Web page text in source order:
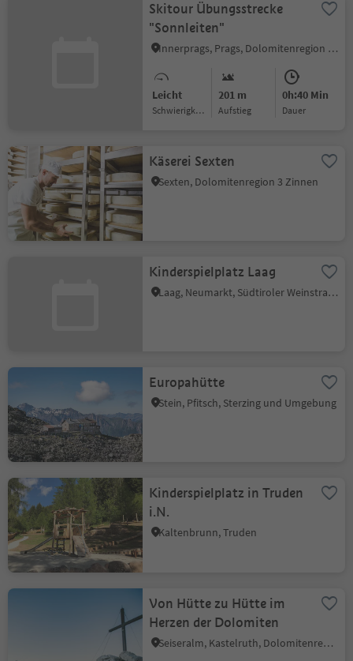
Skitour Übungsstrecke
"Sonnleiten"
Innerprags, Prags, Dolomitenregion 3 Zinnen
Leicht
Schwierigkeitsgrad
201 m
Aufstieg
0h:40 Min
Dauer
Käserei Sexten
Sexten, Dolomitenregion 3 Zinnen
Kinderspielplatz Laag
Laag, Neumarkt, Südtiroler Weinstraße
Europahütte
Stein, Pfitsch, Sterzing und Umgebung
Kinderspielplatz in Truden
i.N.
Kaltenbrunn, Truden
Von Hütte zu Hütte im
Herzen der Dolomiten
Seiseralm, Kastelruth, Dolomitenregion Seiser Alm